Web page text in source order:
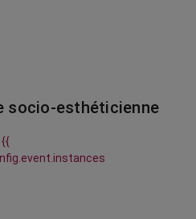
socio-esthéticienne